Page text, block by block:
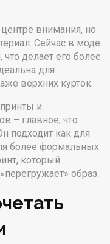
внимания, но
Сейчас в моде
делает его более
для
верхних курток.
и
– главное, что
подходит как для
более формальных
который
образ.